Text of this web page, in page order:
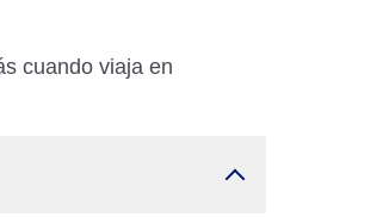
cuando viaja en